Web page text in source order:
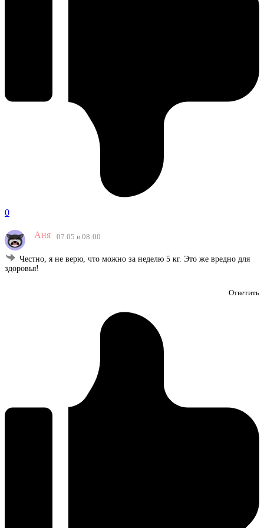
0
Аня 07.05 в 08:00
Честно, я не верю, что можно за неделю 5 кг. Это же вредно для
здоровья!
Ответить